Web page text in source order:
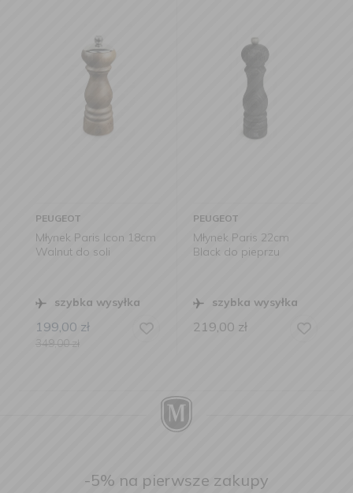
PEUGEOT
Młynek Paris Icon 18cm
Walnut do soli
szybka wysyłka
199,00 zł
349,00zł
PEUGEOT
Młynek Paris 22cm
Black do pieprzu
szybka wysyłka
219,00 zł
-5% na pierwsze zakupy